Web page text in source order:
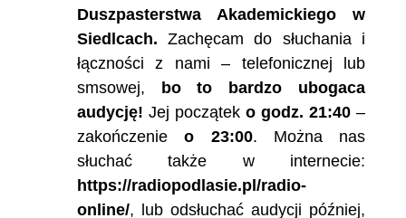
Duszpasterstwa Akademickiego w
Siedlcach. Zachęcam do słuchania i
łączności z nami – telefonicznej lub
smsowej, bo to bardzo ubogaca
audycję! Jej początek o godz. 21:40 –
zakończenieo 23:00. Można nas
słuchać także w internecie:
https://radiopodlasie.pl/radio-
online/, lub odsłuchać audycji później,